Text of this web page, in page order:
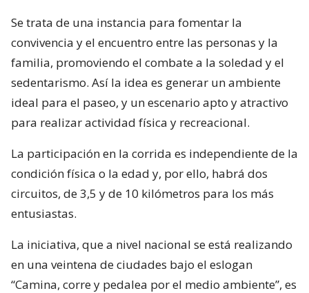
Se trata de una instancia para fomentar la
convivencia y el encuentro entre las personas y la
familia, promoviendo el combate a la soledad y el
sedentarismo. Así la idea es generar un ambiente
ideal para el paseo, y un escenario apto y atractivo
para realizar actividad física y recreacional.
La participación en la corrida es independiente de la
condición física o la edad y, por ello, habrá dos
circuitos, de 3,5 y de 10 kilómetros para los más
entusiastas.
La iniciativa, que a nivel nacional se está realizando
en una veintena de ciudades bajo el eslogan
“Camina, corre y pedalea por el medio ambiente”, es